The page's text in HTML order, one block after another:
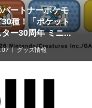
ートナーポケモ
30種！「ポケット
ー30周年 ミニ...
グッズ情報